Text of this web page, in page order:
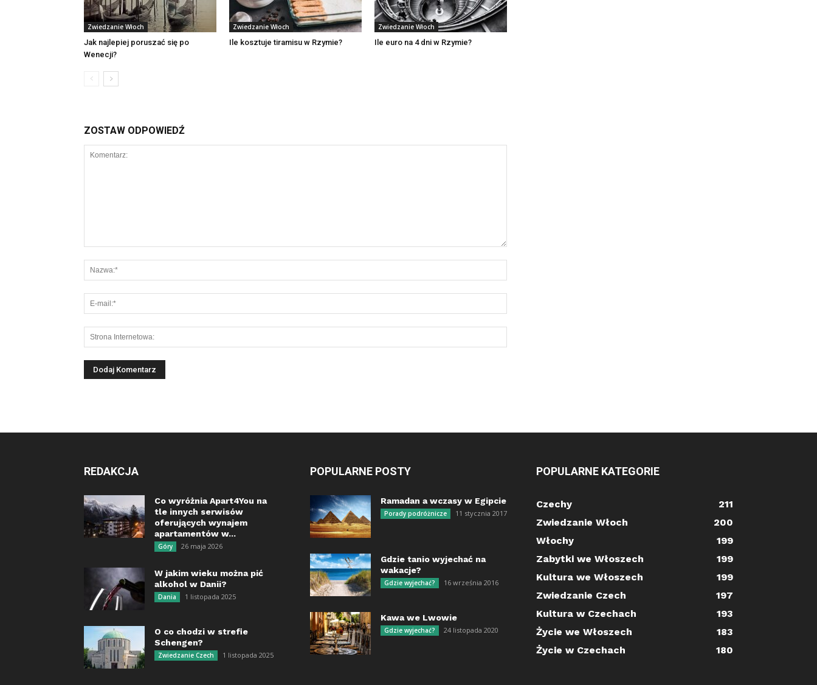
Zwiedzanie Włoch
Jak najlepiej poruszać się po
Wenecji?
Zwiedzanie Włoch
Ile kosztuje tiramisu w Rzymie?
Zwiedzanie Włoch
Ile euro na 4 dni w Rzymie?
ZOSTAW ODPOWIEDŹ
REDAKCJA
Co wyróżnia Apart4You na
tle innych serwisów
oferujących wynajem
apartamentów w...
Góry 26 maja 2026
W jakim wieku można pić
alkohol w Danii?
Dania 1 listopada 2025
O co chodzi w strefie
Schengen?
Zwiedzanie Czech 1 listopada 2025
POPULARNE POSTY
Ramadan a wczasy w Egipcie
Porady podróżnicze 11 stycznia 2017
Gdzie tanio wyjechać na
wakacje?
Gdzie wyjechać? 16 września 2016
Kawa we Lwowie
Gdzie wyjechać? 24 listopada 2020
POPULARNE KATEGORIE
Czechy
211
Zwiedzanie Włoch
200
Włochy
199
Zabytki we Włoszech
199
Kultura we Włoszech
199
Zwiedzanie Czech
197
Kultura w Czechach
193
Życie we Włoszech
183
Życie w Czechach
180